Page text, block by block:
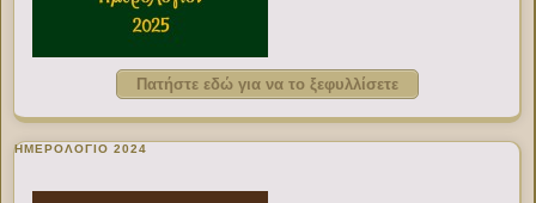
Πατήστε εδώ για να το ξεφυλλίσετε
ΗΜΕΡΟΛΟΓΙΟ 2024